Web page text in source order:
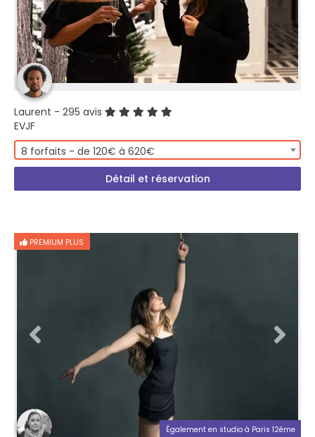
Laurent - 295 avis
EVJF
8 forfaits - de 120€ à 620€
Détail et réservation
PREMIUM PLUS
Également en studio à Paris 12ème